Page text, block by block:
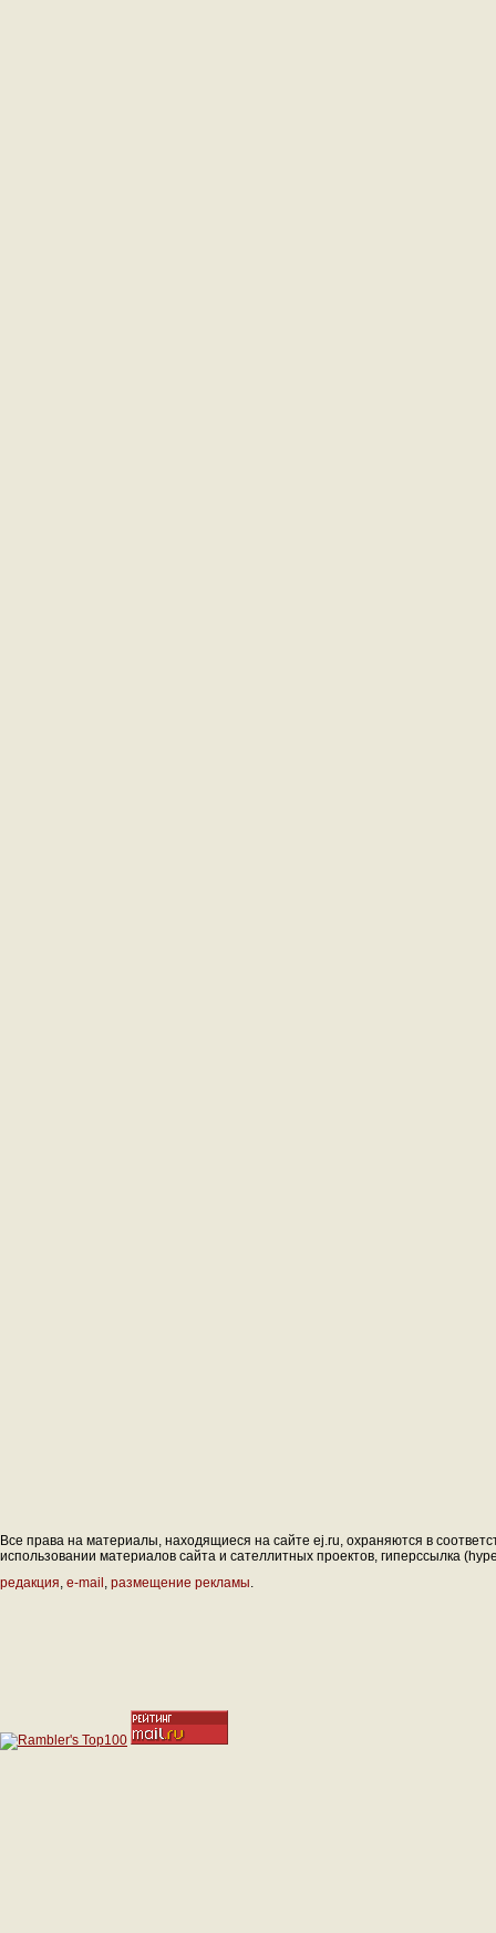
Все права на материалы, находящиеся на сайте ej.ru, охраняются в
использовании материалов сайта и сателлитных проектов, гиперссылка
редакция, e-mail , размещение рекламы.